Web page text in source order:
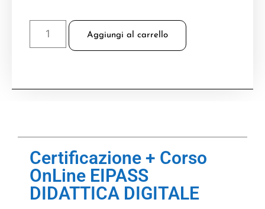
Aggiungi al carrello
Certificazione + Corso
OnLine EIPASS
DIDATTICA DIGITALE